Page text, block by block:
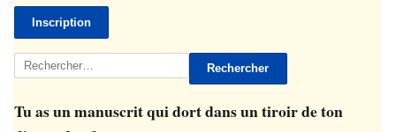
Rechercher :
Tu as un manuscrit qui dort dans un tiroir de ton